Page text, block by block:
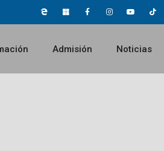
Admisión Noticias